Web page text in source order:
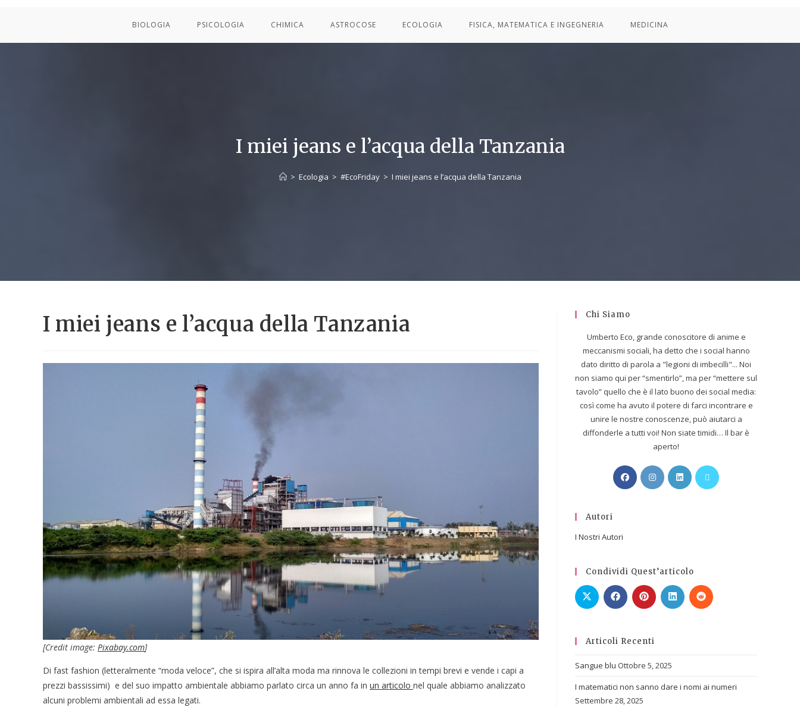
BIOLOGIA PSICOLOGIA CHIMICA ASTROCOSE ECOLOGIA FISICA, MATEMATICA E INGEGNERIA MEDICINA
I miei jeans e l’acqua della Tanzania
> Ecologia > #EcoFriday > I miei jeans e l’acqua della Tanzania
I miei jeans e l’acqua della Tanzania
[Credit image: Pixabay.com]
Di fast fashion (letteralmente “moda veloce”, che si ispira all’alta moda ma rinnova le collezioni in tempi brevi e vende i capi a
prezzi bassissimi) e del suo impatto ambientale abbiamo parlato circa un anno fa in un articolo nel quale abbiamo analizzato
alcuni problemi ambientali ad essa legati.
Chi Siamo
Umberto Eco, grande conoscitore di anime e
meccanismi sociali, ha detto che i social hanno
dato diritto di parola a "legioni di imbecilli"... Noi
non siamo qui per “smentirlo”, ma per “mettere sul
tavolo” quello che è il lato buono dei social media:
così come ha avuto il potere di farci incontrare e
unire le nostre conoscenze, può aiutarci a
diffonderle a tutti voi! Non siate timidi… Il bar è
aperto!
Autori
I Nostri Autori
Condividi Quest’articolo
Articoli Recenti
Sangue blu Ottobre 5, 2025
I matematici non sanno dare i nomi ai numeri
Settembre 28, 2025